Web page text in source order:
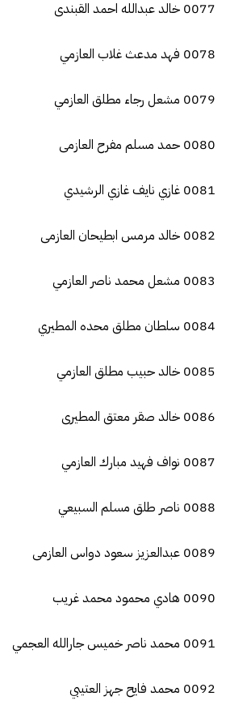
0077 خالد عبدالله احمد القبندى
0078 فهد مدعث غلاب العازمي
0079 مشعل رجاء مطلق العازمي
0080 حمد مسلم مفرح العازمى
0081 غازي نايف غازي الرشيدي
0082 خالد مرمس ابطيحان العازمى
0083 مشعل محمد ناصر العازمي
0084 سلطان مطلق محده المطيري
0085 خالد حبيب مطلق العازمي
0086 خالد صقر معتق المطيرى
0087 نواف فهيد مبارك العازمي
0088 ناصر طلق مسلم السبيعي
0089 عبدالعزيز سعود دواس العازمى
0090 هادي محمود محمد غريب
0091 محمد ناصر خميس جارالله العجمي
0092 محمد فايح جهز العتيبي